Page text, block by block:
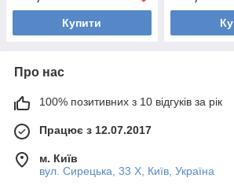
Купити
Про нас
100% позитивних з 10 відгуків за рік
Працює з 12.07.2017
м. Київ
вул. Сирецька, 33 Х, Київ, Україна